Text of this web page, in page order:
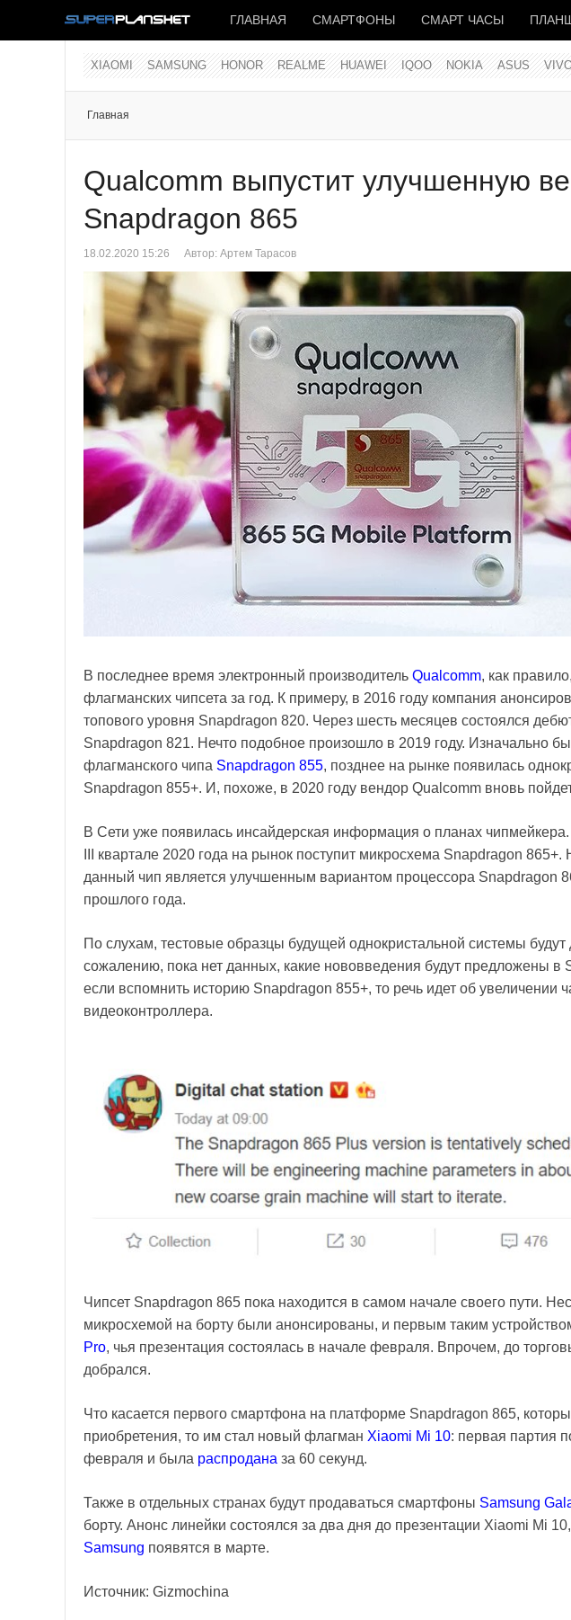
ГЛАВНАЯ СМАРТФОНЫ СМАРТ ЧАСЫ
XIAOMI SAMSUNG HONOR REALME HUAWEI IQOO NOKIA ASUS
Главная
Qualcomm выпустит улучшенную
Snapdragon 865
18.02.2020 15:26 Автор: Артем Тарасов
В последнее время электронный производитель Qualcomm, как
флагманских чипсета за год. К примеру, в 2016 году компания
топового уровня Snapdragon 820. Через шесть месяцев состоялся
Snapdragon 821. Нечто подобное произошло в 2019 году. Изначально
флагманского чипа Snapdragon 855, позднее на рынке появилась
Snapdragon 855+. И, похоже, в 2020 году вендор Qualcomm вновь
В Сети уже появилась инсайдерская информация о планах чипмейкера.
III квартале 2020 года на рынок поступит микросхема Snapdragon
данный чип является улучшенным вариантом процессора Snapdragon
прошлого года.
По слухам, тестовые образцы будущей однокристальной системы
сожалению, пока нет данных, какие нововведения будут предложены в
если вспомнить историю Snapdragon 855+, то речь идет об увеличении
видеоконтроллера.
Чипсет Snapdragon 865 пока находится в самом начале своего пути.
микросхемой на борту были анонсированы, и первым таким
Pro, чья презентация состоялась в начале февраля. Впрочем, до
добрался.
Что касается первого смартфона на платформе Snapdragon 865,
приобретения, то им стал новый флагман Xiaomi Mi 10: первая партия
февраля и была распродана за 60 секунд.
Также в отдельных странах будут продаваться смартфоны Samsung
борту. Анонс линейки состоялся за два дня до презентации Xiaomi Mi
Samsung появятся в марте.
Источник: Gizmochina